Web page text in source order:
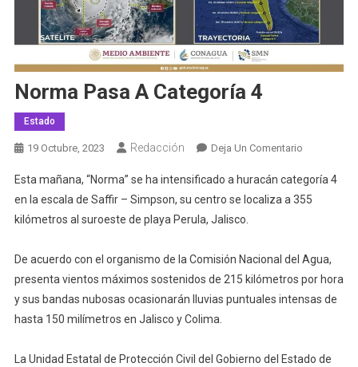
Norma Pasa A Categoría 4
Estado
19 Octubre, 2023 Redacción Deja Un ComentarioEn
Pasa
A
Esta mañana, “Norma” se ha intensificado a huracán categoría 4
en la escala de Saffir – Simpson, su centro se localiza a 355
kilómetros al suroeste de playa Perula, Jalisco.
De acuerdo con el organismo de la Comisión Nacional del Agua,
presenta vientos máximos sostenidos de 215 kilómetros por hora
y sus bandas nubosas ocasionarán lluvias puntuales intensas de
hasta 150 milímetros en Jalisco y Colima.
La Unidad Estatal de Protección Civil del Gobierno del Estado de